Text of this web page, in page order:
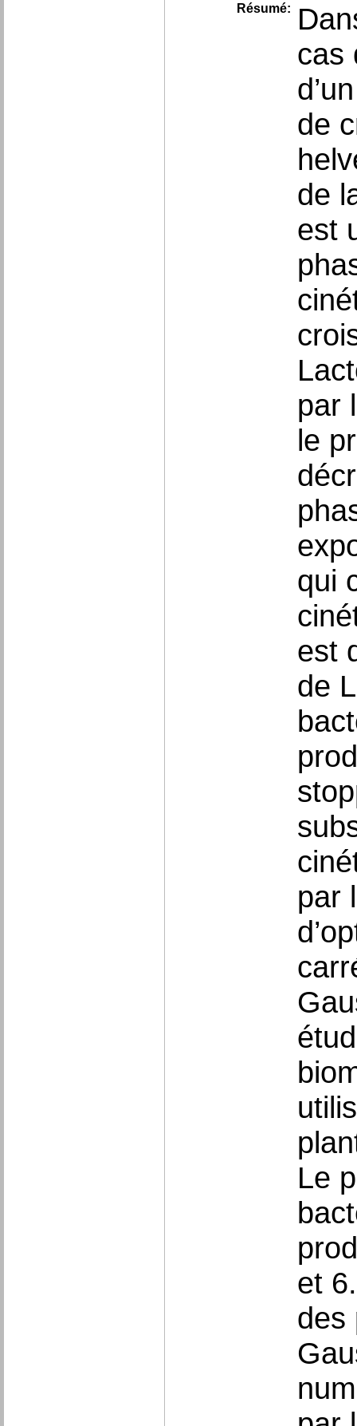
Résumé:
cas
de
de
est
par
le
qui
est
de
par
Le
et
des